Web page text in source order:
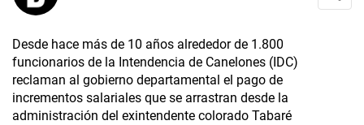
Desde hace más de 10 años alrededor de 1.800
funcionarios de la Intendencia de Canelones (IDC)
reclaman al gobierno departamental el pago de
incrementos salariales que se arrastran desde la
administración del exintendente colorado Tabaré